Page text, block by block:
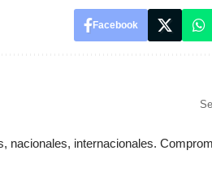
Facebook
internacionales.